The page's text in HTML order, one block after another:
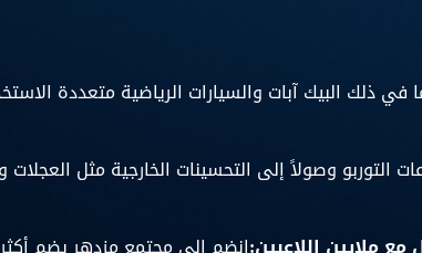
بعناية، بما في ذلك البيك آبات والسيارات الرياضية متعددة
وصولاً إلى التحسينات الخارجية مثل